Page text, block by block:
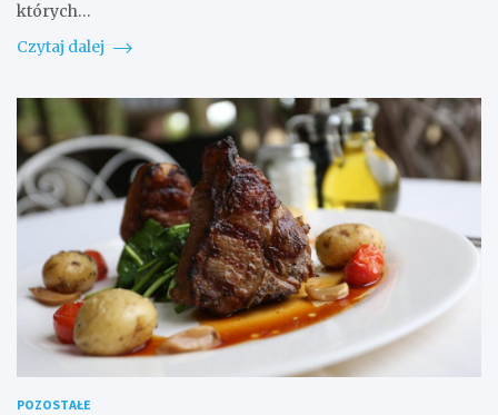
których…
Czytaj dalej
POZOSTAŁE